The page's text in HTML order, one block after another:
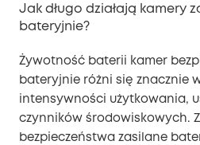
Jak długo działają kamery
bateryjnie?
Żywotność baterii kamer
bateryjnie różni się znacznie
intensywności użytkowania,
czynników środowiskowych.
bezpieczeństwa zasilane